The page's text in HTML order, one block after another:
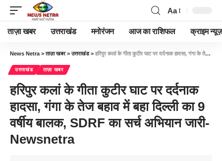
Aa
ताज़ा खबर उत्तराखंड मनोरंजन आज का राशिफल क्राइम न्यूज़
News Netra >ताज़ा खबर>उत्तराखंड> हरिपुर कलां के गीता कुटीर घाट पर दर्दनाक हादसा, गंगा के तेज बहाव में बहा दिल्ली का 9 वर्षीय बालक, SDRF का सर्च अभियान जारी-Newsnetra
उत्तराखंड ताज़ा खबर
हरिपुर कलां के गीता कुटीर घाट पर दर्दनाक
हादसा, गंगा के तेज बहाव में बहा दिल्ली का 9
वर्षीय बालक, SDRF का सर्च अभियान जारी-
Newsnetra